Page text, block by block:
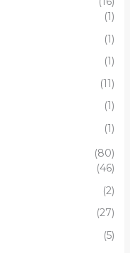
(1)
(1)
(1)
(11)
(1)
(1)
(80)
(46)
(2)
(27)
(5)